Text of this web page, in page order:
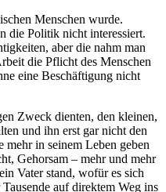
Menschen wurde.
die Politik nicht interessiert.
aber die nahm man
die Pflicht des Menschen
eine Beschäftigung nicht
Zweck dienten, den kleinen,
und ihn erst gar nicht den
mehr in seinem Leben geben
Gehorsam – mehr und mehr
Vater stand, wofür es sich
auf direktem Weg ins